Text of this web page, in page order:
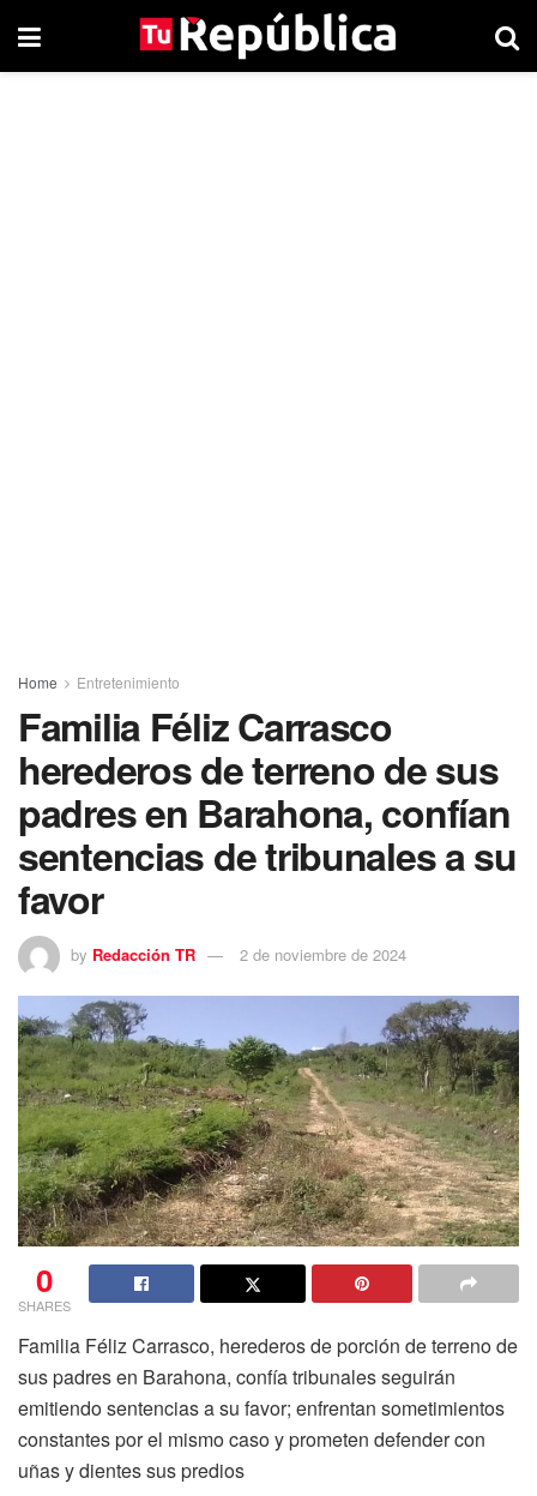
Home Entretenimiento
Familia Féliz Carrasco
herederos de terreno de sus
padres en Barahona, confían
sentencias de tribunales a su
favor
by Redacción TR 2 de noviembre de 2024
0
SHARES
Familia Féliz Carrasco, herederos de porción de terreno de
sus padres en Barahona, confía tribunales seguirán
emitiendo sentencias a su favor; enfrentan sometimientos
constantes por el mismo caso y prometen defender con
uñas y dientes sus predios